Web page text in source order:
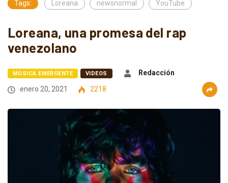
Tags: Loreana newsnormal YouTube
Loreana, una promesa del rap
venezolano
MÚSICA EMERGENTE VIDEOS
Redacción
enero 20, 2021
2218